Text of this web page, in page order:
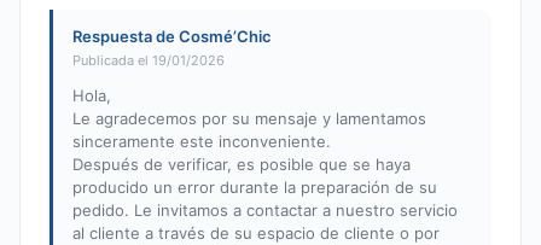
Respuesta de Cosmé’Chic
Publicada el 19/01/2026
Hola,
Le agradecemos por su mensaje y lamentamos
sinceramente este inconveniente.
Después de verificar, es posible que se haya
producido un error durante la preparación de su
pedido. Le invitamos a contactar a nuestro servicio
al cliente a través de su espacio de cliente o por